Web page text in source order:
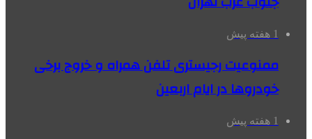
1 هفته پیش
ممنوعیت رجیستری تلفن همراه و خروج برخی
خودروها در ایام اربعین
1 هفته پیش